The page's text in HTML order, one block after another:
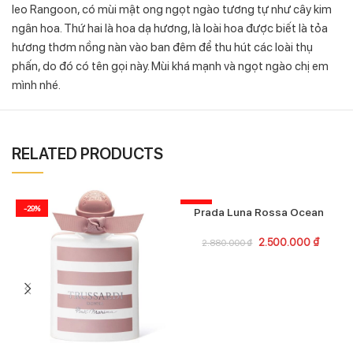
leo Rangoon, có mùi mật ong ngọt ngào tương tự như cây kim
ngân hoa. Thứ hai là hoa dạ hương, là loài hoa được biết là tỏa
hương thơm nồng nàn vào ban đêm để thu hút các loài thụ
phấn, do đó có tên gọi này. Mùi khá mạnh và ngọt ngào chị em
mình nhé.
RELATED PRODUCTS
-29% -13%
Prada Luna Rossa Ocean
2.880.000₫ 2.500.000 ₫